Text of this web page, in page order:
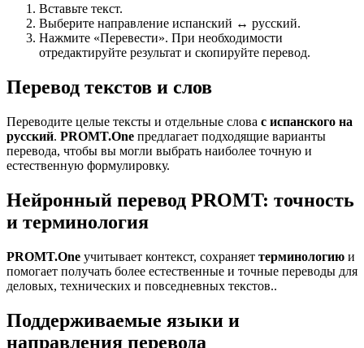
Вставьте текст.
Выберите направление испанский ↔ русский.
Нажмите «Перевести». При необходимости
отредактируйте результат и скопируйте перевод.
Перевод текстов и слов
Переводите целые тексты и отдельные слова с испанского на
русский. PROMT.One предлагает подходящие варианты
перевода, чтобы вы могли выбрать наиболее точную и
естественную формулировку.
Нейронный перевод PROMT: точность
и терминология
PROMT.One учитывает контекст, сохраняет терминологию и
помогает получать более естественные и точные переводы для
деловых, технических и повседневных текстов..
Поддерживаемые языки и
направления перевода